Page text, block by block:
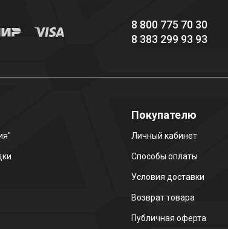
8 800 775 70 30
8 383 299 93 93
Покупателю
Личный кабинет
Способы оплаты
Условия доставки
Возврат товара
Публичная оферта